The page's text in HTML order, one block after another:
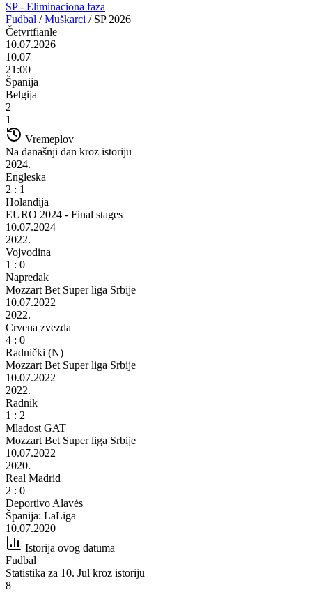
SP - Eliminaciona faza
Fudbal / Muškarci / SP 2026
Četvrtfianle
10.07.2026
10.07
21:00
Španija
Belgija
2
1
Vremeplov
Na današnji dan kroz istoriju
2024.
Engleska
2 : 1
Holandija
EURO 2024 - Final stages
10.07.2024
2022.
Vojvodina
1 : 0
Napredak
Mozzart Bet Super liga Srbije
10.07.2022
2022.
Crvena zvezda
4 : 0
Radnički (N)
Mozzart Bet Super liga Srbije
10.07.2022
2022.
Radnik
1 : 2
Mladost GAT
Mozzart Bet Super liga Srbije
10.07.2022
2020.
Real Madrid
2 : 0
Deportivo Alavés
Španija: LaLiga
10.07.2020
Istorija ovog datuma
Fudbal
Statistika za 10. Jul kroz istoriju
8